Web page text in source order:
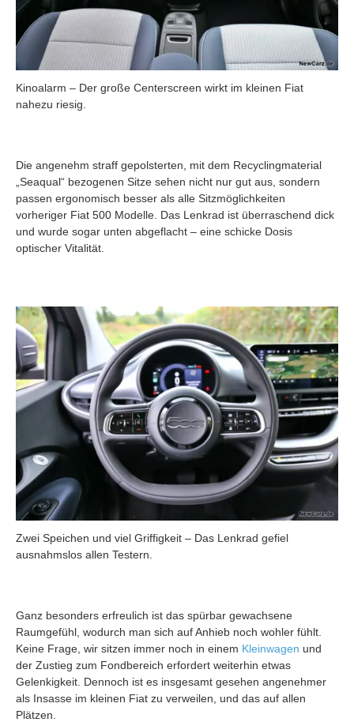
Kinoalarm – Der große Centerscreen wirkt im kleinen Fiat
nahezu riesig.
Die angenehm straff gepolsterten, mit dem Recyclingmaterial
„Seaqual“ bezogenen Sitze sehen nicht nur gut aus, sondern
passen ergonomisch besser als alle Sitzmöglichkeiten
vorheriger Fiat 500 Modelle. Das Lenkrad ist überraschend dick
und wurde sogar unten abgeflacht – eine schicke Dosis
optischer Vitalität.
Zwei Speichen und viel Griffigkeit – Das Lenkrad gefiel
ausnahmslos allen Testern.
Ganz besonders erfreulich ist das spürbar gewachsene
Raumgefühl, wodurch man sich auf Anhieb noch wohler fühlt.
Keine Frage, wir sitzen immer noch in einem Kleinwagen und
der Zustieg zum Fondbereich erfordert weiterhin etwas
Gelenkigkeit. Dennoch ist es insgesamt gesehen angenehmer
als Insasse im kleinen Fiat zu verweilen, und das auf allen
Plätzen.